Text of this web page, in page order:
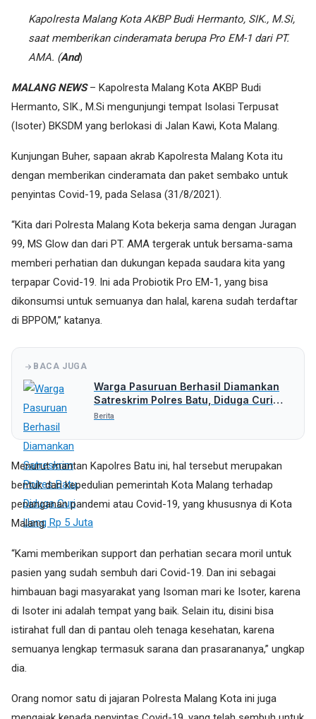
Kapolresta Malang Kota AKBP Budi Hermanto, SIK., M.Si,
saat memberikan cinderamata berupa Pro EM-1 dari PT.
AMA. (And)
MALANG NEWS– Kapolresta Malang Kota AKBP Budi
Hermanto, SIK., M.Si mengunjungi tempat Isolasi Terpusat
(Isoter) BKSDM yang berlokasi di Jalan Kawi, Kota Malang.
Kunjungan Buher, sapaan akrab Kapolresta Malang Kota itu
dengan memberikan cinderamata dan paket sembako untuk
penyintas Covid-19, pada Selasa (31/8/2021).
“Kita dari Polresta Malang Kota bekerja sama dengan Juragan
99, MS Glow dan dari PT. AMA tergerak untuk bersama-sama
memberi perhatian dan dukungan kepada saudara kita yang
terpapar Covid-19. Ini ada Probiotik Pro EM-1, yang bisa
dikonsumsi untuk semuanya dan halal, karena sudah terdaftar
di BPPOM,” katanya.
BACA JUGA
Warga Pasuruan Berhasil Diamankan
Satreskrim Polres Batu, Diduga Curi
Uang Rp 5 Juta
Berita
Menurut mantan Kapolres Batu ini, hal tersebut merupakan
bentuk dari kepedulian pemerintah Kota Malang terhadap
penanganan pandemi atau Covid-19, yang khususnya di Kota
Malang.
“Kami memberikan support dan perhatian secara moril untuk
pasien yang sudah sembuh dari Covid-19. Dan ini sebagai
himbauan bagi masyarakat yang Isoman mari ke Isoter, karena
di Isoter ini adalah tempat yang baik. Selain itu, disini bisa
istirahat full dan di pantau oleh tenaga kesehatan, karena
semuanya lengkap termasuk sarana dan prasarananya,” ungkap
dia.
Orang nomor satu di jajaran Polresta Malang Kota ini juga